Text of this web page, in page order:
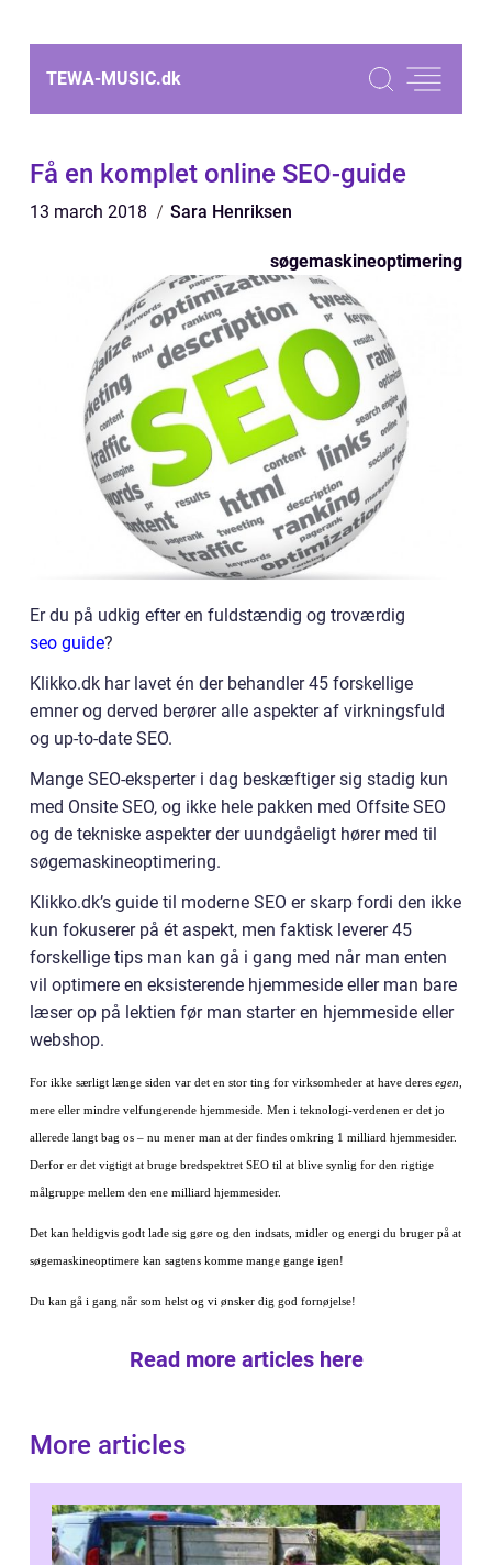
TEWA-MUSIC.dk
Få en komplet online SEO-guide
13 march 2018 Sara Henriksen
søgemaskineoptimering
Er du på udkig efter en fuldstændig og troværdig
seo guide?
Klikko.dk har lavet én der behandler 45 forskellige
emner og derved berører alle aspekter af virkningsfuld
og up-to-date SEO.
Mange SEO-eksperter i dag beskæftiger sig stadig kun
med Onsite SEO, og ikke hele pakken med Offsite SEO
og de tekniske aspekter der uundgåeligt hører med til
søgemaskineoptimering.
Klikko.dk’s guide til moderne SEO er skarp fordi den ikke
kun fokuserer på ét aspekt, men faktisk leverer 45
forskellige tips man kan gå i gang med når man enten
vil optimere en eksisterende hjemmeside eller man bare
læser op på lektien før man starter en hjemmeside eller
webshop.
For ikke særligt længe siden var det en stor ting for virksomheder at have deres egen
mere eller mindre velfungerende hjemmeside. Men i teknologi-verdenen er det jo
allerede langt bag os – nu mener man at der findes omkring 1 milliard hjemmesider.
Derfor er det vigtigt at bruge bredspektret SEO til at blive synlig for den rigtige
målgruppe mellem den ene milliard hjemmesider.
Det kan heldigvis godt lade sig gøre og den indsats, midler og energi du bruger på at
søgemaskineoptimere kan sagtens komme mange gange igen!
Du kan gå i gang når som helst og vi ønsker dig god fornøjelse!
Read more articles here
More articles